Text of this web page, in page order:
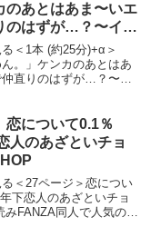
のあとはあま〜いエ
のはずが…？〜イジ
ストンで連続絶
く×シナリオ:悠希）
＜1本 (約25分)+α＞
ん。」ケンカのあとはあ
直りのはずが…？〜イ
人気のTL漫画『「さっき
恋について0.1％
人のあざといチョ
＜27ページ＞恋につい
下恋人のあざといチョ
FANZA同人で人気のTL